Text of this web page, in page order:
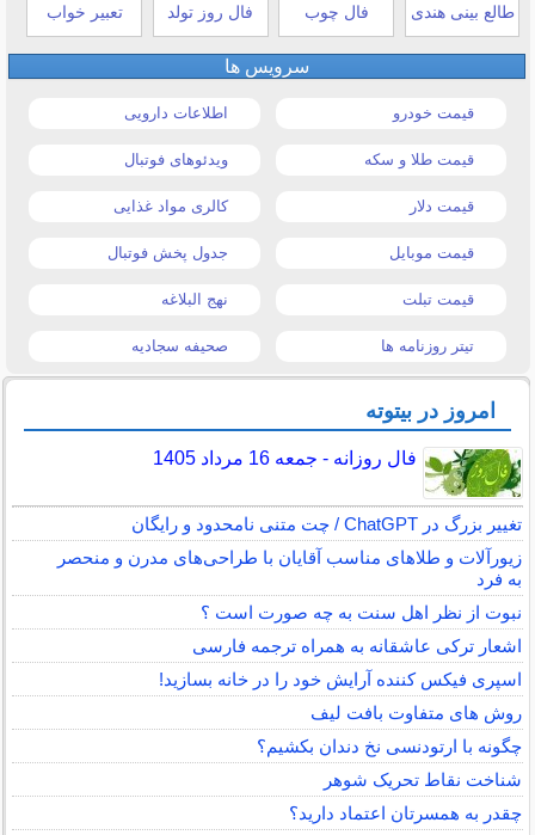
طالع بینی هندی فال چوب فال روز تولد تعبیر خواب
سرویس ها
قیمت خودرو اطلاعات دارویی
قیمت طلا و سکه ویدئوهای فوتبال
قیمت دلار کالری مواد غذایی
قیمت موبایل جدول پخش فوتبال
قیمت تبلت نهج البلاغه
تیتر روزنامه ها صحیفه سجادیه
امروز در بیتوته
فال روزانه - جمعه 16 مرداد 1405
تغییر بزرگ در ChatGPT / چت متنی نامحدود و رایگان
زیورآلات و طلاهای مناسب آقایان با طراحی‌های مدرن و منحصر
به فرد
نبوت از نظر اهل سنت به چه صورت است ؟
اشعار ترکی عاشقانه به همراه ترجمه فارسی
اسپری فیکس کننده آرایش خود را در خانه بسازید!
روش های متفاوت بافت لیف
چگونه با ارتودنسی نخ دندان بکشیم؟
شناخت نقاط تحریک شوهر
چقدر به همسرتان اعتماد دارید؟